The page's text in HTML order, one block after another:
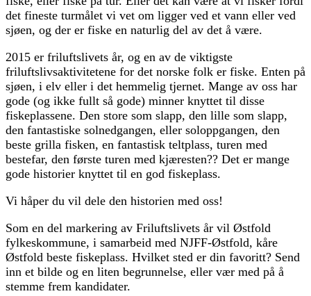
det fineste turmålet vi vet om ligger ved et vann eller ved
sjøen, og der er fiske en naturlig del av det å være.
2015 er friluftslivets år, og en av de viktigste
friluftslivsaktivitetene for det norske folk er fiske. Enten på
sjøen, i elv eller i det hemmelig tjernet. Mange av oss har
gode (og ikke fullt så gode) minner knyttet til disse
fiskeplassene. Den store som slapp, den lille som slapp,
den fantastiske solnedgangen, eller soloppgangen, den
beste grilla fisken, en fantastisk teltplass, turen med
bestefar, den første turen med kjæresten?? Det er mange
gode historier knyttet til en god fiskeplass.
Vi håper du vil dele den historien med oss!
Som en del markering av Friluftslivets år vil Østfold
fylkeskommune, i samarbeid med NJFF-Østfold, kåre
Østfold beste fiskeplass. Hvilket sted er din favoritt? Send
inn et bilde og en liten begrunnelse, eller vær med på å
stemme frem kandidater.